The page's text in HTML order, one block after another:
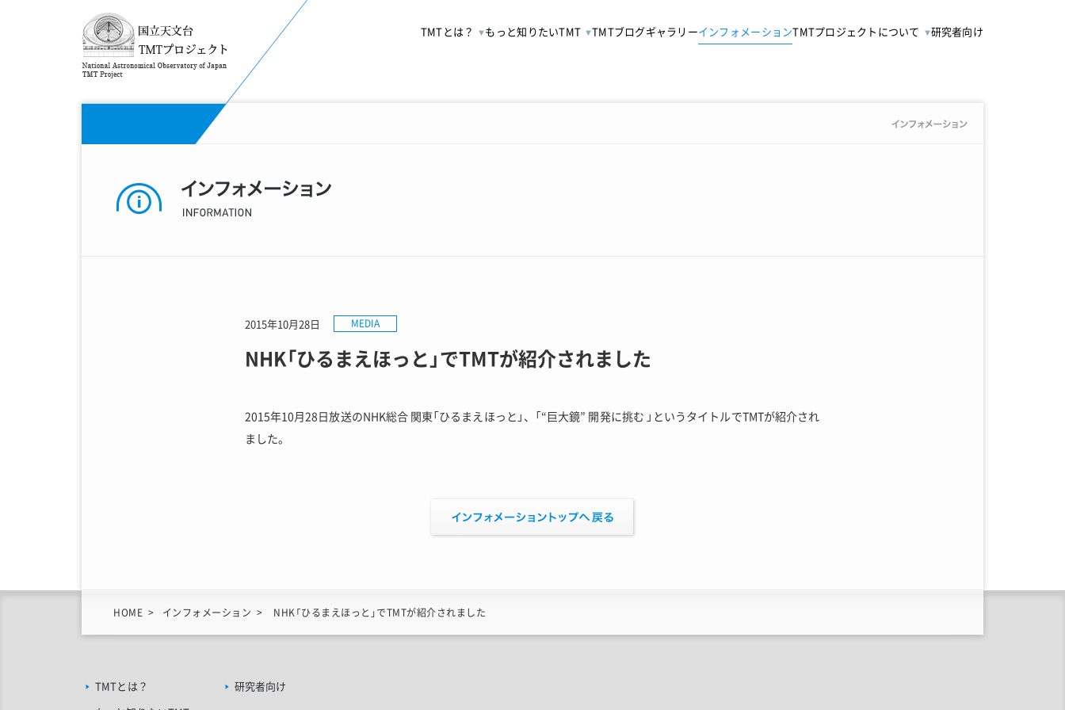
TMTとは？ もっと知りたいTMT TMTブログギャラリーインフォメーションTMTプロジェクトについて 研究者向け
NHK「ひるまえほっと」でTMTが紹介されました
2015年10月28日 MEDIA
2015年10月28日放送のNHK総合 関東「ひるまえほっと」、「“巨大鏡” 開発に挑む 」というタイトルでTMTが紹介され
ました。
HOME インフォメーション NHK「ひるまえほっと」でTMTが紹介されました
TMTとは？
研究者向け